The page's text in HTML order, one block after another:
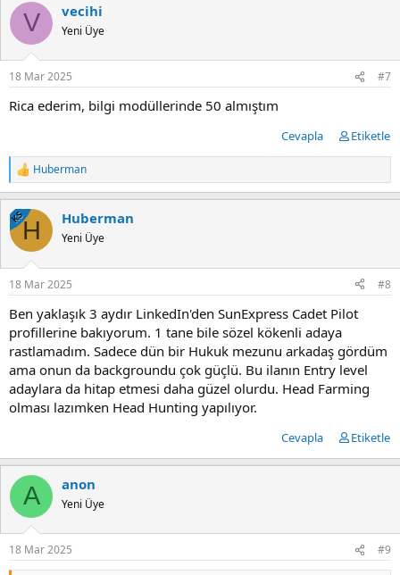
V vecihi
Yeni Üye
18 Mar 2025 #7
Rica ederim, bilgi modüllerinde 50 almıştım
Cevapla Etiketle
T
e
p
k
i
l
:
Huberman
KSH Huberman
Yeni Üye
18 Mar 2025 #8
Ben yaklaşık 3 aydır LinkedIn'den SunExpress Cadet Pilot
profillerine bakıyorum. 1 tane bile sözel kökenli adaya
rastlamadım. Sadece dün bir Hukuk mezunu arkadaş gördüm
ama onun da backgroundu çok güçlü. Bu ilanın Entry level
adaylara da hitap etmesi daha güzel olurdu. Head Farming
olması lazımken Head Hunting yapılıyor.
Cevapla Etiketle
A anon
Yeni Üye
18 Mar 2025 #9